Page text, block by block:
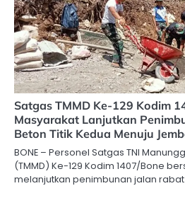
Satgas TMMD Ke-129 Kodim
Masyarakat Lanjutkan
Beton Titik Kedua Menuju
BONE – Personel Satgas TNI
(TMMD) Ke-129 Kodim 1407/Bone
melanjutkan penimbunan jalan